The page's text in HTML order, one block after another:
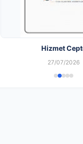
Hizmet
27/07/2026